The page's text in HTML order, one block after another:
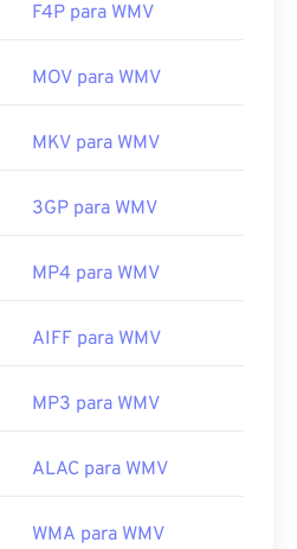
F4P para WMV
MOV para WMV
MKV para WMV
3GP para WMV
MP4 para WMV
AIFF para WMV
MP3 para WMV
ALAC para WMV
WMA para WMV